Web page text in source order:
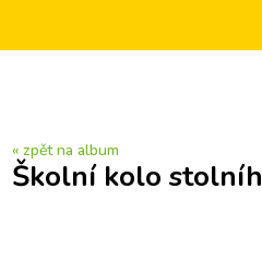
« zpět na album
Školní kolo